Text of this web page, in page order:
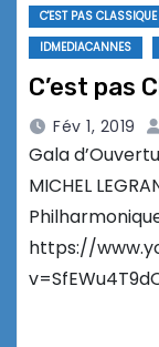
C'EST PAS CLASSIQUE
IDMEDIACANNES
C’est pas
Fév 1, 2019
Gala
MICHEL
https://